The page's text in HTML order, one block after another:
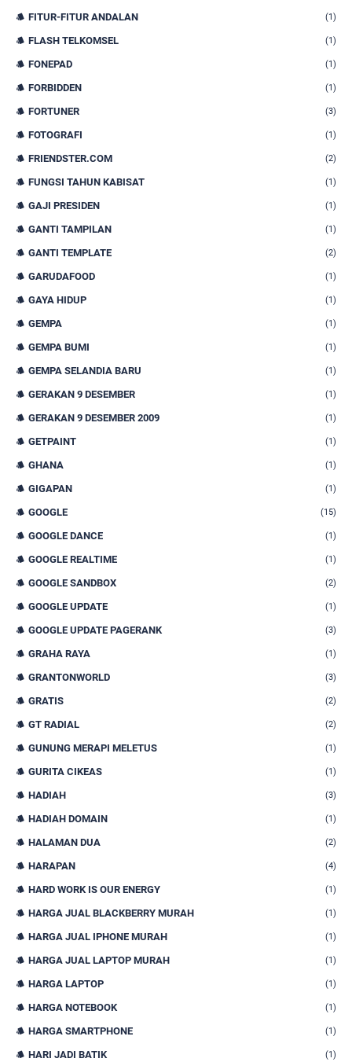
FITUR-FITUR ANDALAN (1)
FLASH TELKOMSEL (1)
FONEPAD (1)
FORBIDDEN (1)
FORTUNER (3)
FOTOGRAFI (1)
FRIENDSTER.COM (2)
FUNGSI TAHUN KABISAT (1)
GAJI PRESIDEN (1)
GANTI TAMPILAN (1)
GANTI TEMPLATE (2)
GARUDAFOOD (1)
GAYA HIDUP (1)
GEMPA (1)
GEMPA BUMI (1)
GEMPA SELANDIA BARU (1)
GERAKAN 9 DESEMBER (1)
GERAKAN 9 DESEMBER 2009 (1)
GETPAINT (1)
GHANA (1)
GIGAPAN (1)
GOOGLE (15)
GOOGLE DANCE (1)
GOOGLE REALTIME (1)
GOOGLE SANDBOX (2)
GOOGLE UPDATE (1)
GOOGLE UPDATE PAGERANK (3)
GRAHA RAYA (1)
GRANTONWORLD (3)
GRATIS (2)
GT RADIAL (2)
GUNUNG MERAPI MELETUS (1)
GURITA CIKEAS (1)
HADIAH (3)
HADIAH DOMAIN (1)
HALAMAN DUA (2)
HARAPAN (4)
HARD WORK IS OUR ENERGY (1)
HARGA JUAL BLACKBERRY MURAH (1)
HARGA JUAL IPHONE MURAH (1)
HARGA JUAL LAPTOP MURAH (1)
HARGA LAPTOP (1)
HARGA NOTEBOOK (1)
HARGA SMARTPHONE (1)
HARI JADI BATIK (1)